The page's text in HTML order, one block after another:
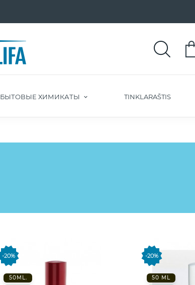
БЫТОВЫЕ ХИМИКАТЫ TINKLARAŠTIS
-20%
50ML.
-20%
50 ML